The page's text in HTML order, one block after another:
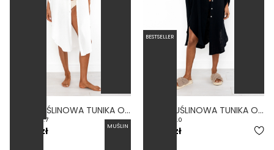
LUZ - MUŚLINOWA TUNIKA OVERSIZE NA GUZIKI BIAŁA
4.7
199,00 zł
LUZ - MUŚLINOWA TUNIKA OVERSIZE NA GUZIKI CZARNA
5.0
199,00 zł
BESTSELLER
MUŚLIN